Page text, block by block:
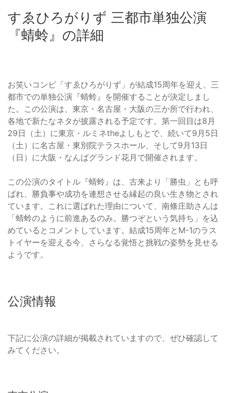
すゑひろがりず 三都市単独公演
『蜻蛉』の詳細
お笑いコンビ「すゑひろがりず」が結成15周年を迎え、三
都市での単独公演『蜻蛉』を開催することが決定しまし
た。この公演は、東京・名古屋・大阪の三か所で行われ、
各地で新たなネタが披露される予定です。第一回目は8月
29日（土）に東京・ルミネtheよしもとで、続いて9月5日
（土）に名古屋・東別院テラスホール、そして9月13日
（日）に大阪・なんばグランド花月で開催されます。
この公演のタイトル『蜻蛉』は、古来より「勝虫」とも呼
ばれ、勝負事や成功を連想させる縁起の良い生き物とされ
ています。これに選ばれた理由について、南條庄助さんは
「蜻蛉のように前進あるのみ。勝つぞという気持ち」を込
めているとコメントしています。結成15周年とM-1のラス
トイヤーを迎える今、さらなる覚悟と挑戦の姿勢を見せる
ようです。
公演情報
下記に公演の詳細が掲載されていますので、ぜひ確認して
みてください。